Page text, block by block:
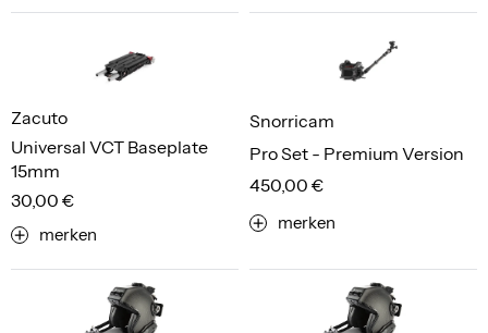
Universal VCT Baseplate
15mm
Zacuto
30,00 €
merken
Pro Set - Premium Version
Snorricam
450,00 €
merken